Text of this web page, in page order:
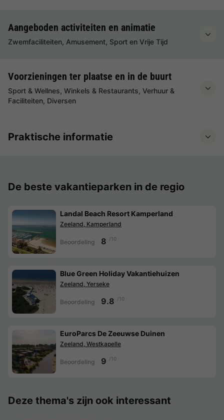
Aangeboden activiteiten en animatie
Zwemfaciliteiten, Amusement, Sport en Vrije Tijd
Voorzieningen ter plaatse en in de buurt
Sport & Wellnes, Winkels & Restaurants, Verhuur &
Faciliteiten, Diversen
Praktische informatie
De beste vakantieparken in de regio
Landal Beach Resort Kamperland
Zeeland, Kamperland
Beoordeling 8 /10
Blue Green Holiday Vakantiehuizen
Zeeland, Yerseke
Beoordeling 9.8 /10
EuroParcs De Zeeuwse Duinen
Zeeland, Westkapelle
Beoordeling 9 /10
Deze thema's zijn ook interessant